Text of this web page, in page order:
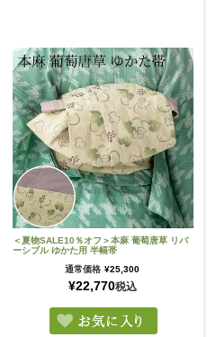
＜夏物SALE10％オフ＞本麻 葡萄唐草 リバ
ーシブル ゆかた用 半幅帯
通常価格 ¥25,300
¥22,770税込